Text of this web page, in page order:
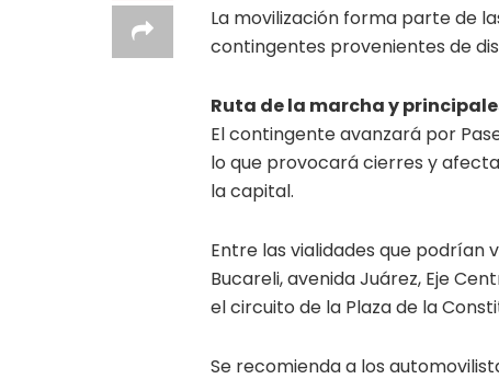
La movilización forma parte de
contingentes provenientes de
Ruta de la marcha y
El contingente avanzará por
lo que provocará cierres y
la capital.
Entre las vialidades que podrían
Bucareli, avenida Juárez, Eje
el circuito de la Plaza de la
Se recomienda a los